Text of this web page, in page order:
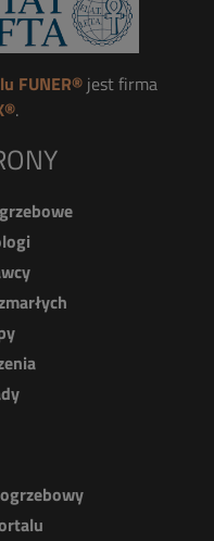
FUNER®jest firma
.